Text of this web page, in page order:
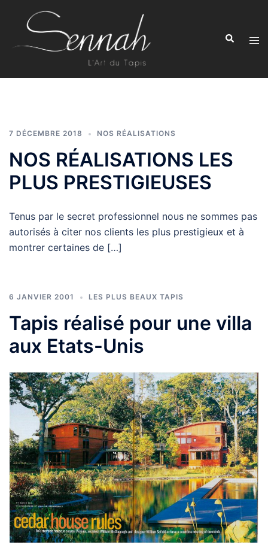
7 DÉCEMBRE 2018 NOS RÉALISATIONS
NOS RÉALISATIONS LES
PLUS PRESTIGIEUSES
Tenus par le secret professionnel nous ne sommes pas
autorisés à citer nos clients les plus prestigieux et à
montrer certaines de […]
6 JANVIER 2001 LES PLUS BEAUX TAPIS
Tapis réalisé pour une villa
aux Etats-Unis